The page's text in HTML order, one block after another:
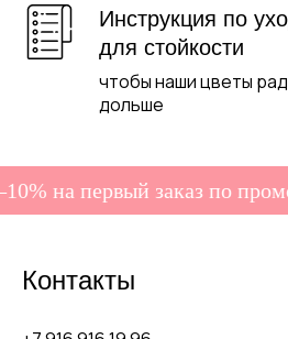
Инструкция по
для стойкости
чтобы наши цветы
дольше
на первый заказ по
Контакты